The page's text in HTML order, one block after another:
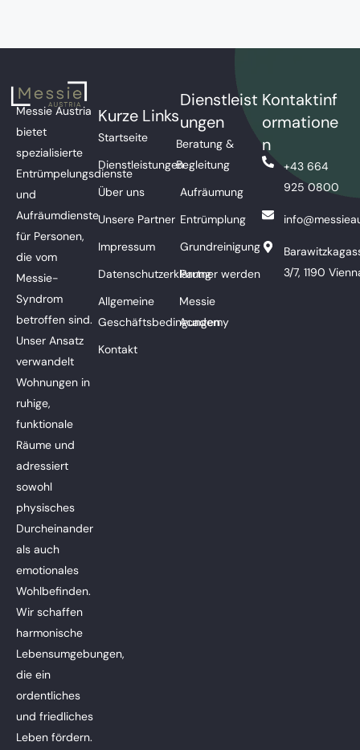
Messie Austria
bietet
spezialisierte
Entrümpelungsdienste
und
Aufräumdienste
für Personen,
die vom
Messie-
Syndrom
betroffen sind.
Unser Ansatz
verwandelt
Wohnungen in
ruhige,
funktionale
Räume und
adressiert
sowohl
physisches
Durcheinander
als auch
emotionales
Wohlbefinden.
Wir schaffen
harmonische
Lebensumgebungen,
die ein
ordentliches
und friedliches
Leben fördern.
Kurze Links
Startseite
Dienstleistungen
Über uns
Unsere Partner
Impressum
Datenschutzerklärung
Allgemeine
Geschäftsbedingungen
Kontakt
Dienstleist
ungen
Beratung &
Begleitung
Aufräumung
Entrümplung
Grundreinigung
Partner werden
Messie
Academy
Kontaktinf
ormatione
n
+43 664
925 0800
3/7, 1190